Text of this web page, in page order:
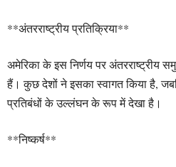
**अंतरराष्ट्रीय प्रतिक्रिया**
अमेरिका के इस निर्णय पर अंतरराष्ट्रीय
हैं। कुछ देशों ने इसका स्वागत किया है,
प्रतिबंधों के उल्लंघन के रूप में देखा है।
**निष्कर्ष**